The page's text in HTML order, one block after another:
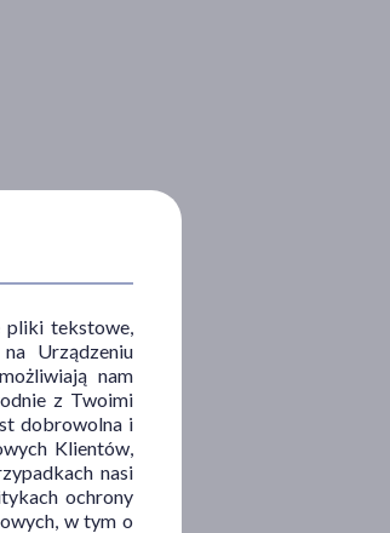
pliki tekstowe,
Urządzeniu
nam
z Twoimi
dobrowolna i
Klientów,
nasi
ochrony
w tym o